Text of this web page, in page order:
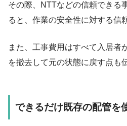
その際、NTTなどの信頼できる
ると、作業の安全性に対する信
また、工事費用はすべて入居者
を撤去して元の状態に戻す点も
できるだけ既存の配管を